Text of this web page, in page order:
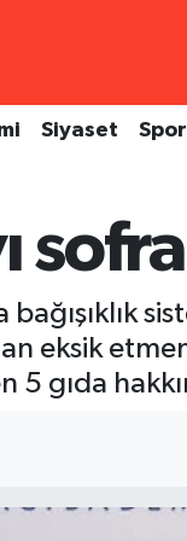
Siyaset Spor
bağışıklık
eksik
5 gıda